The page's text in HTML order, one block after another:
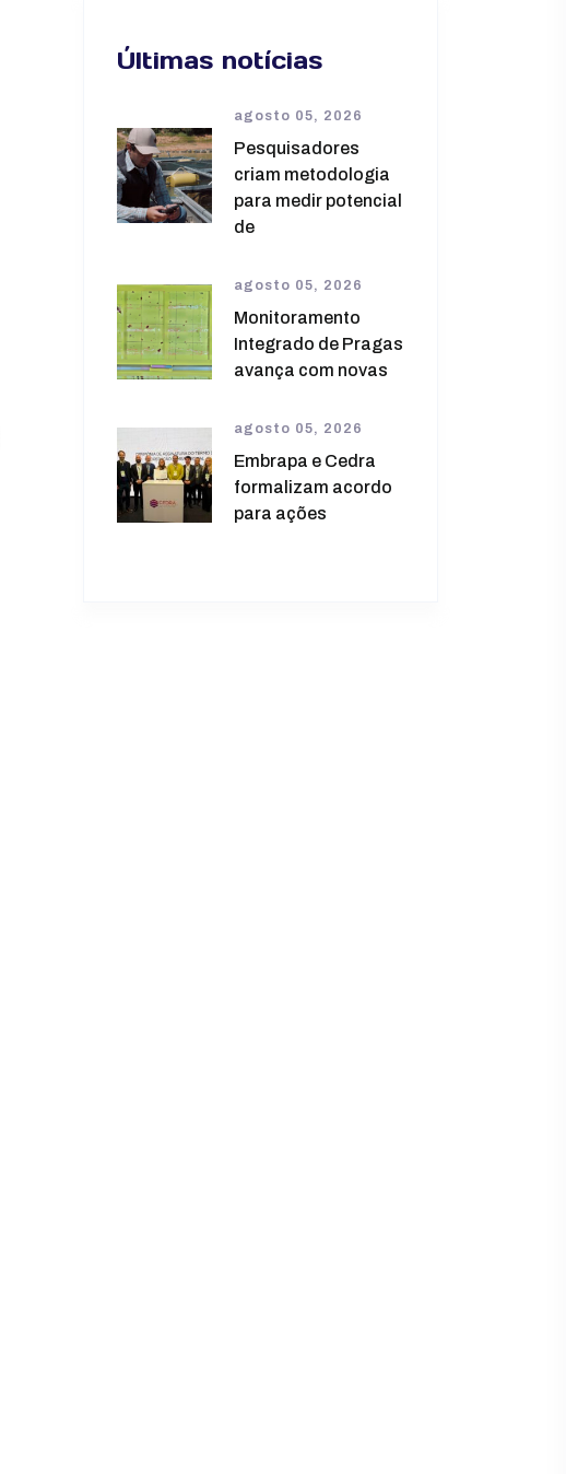
Últimas notícias
agosto 05, 2026
Pesquisadores
criam metodologia
para medir potencial
de
agosto 05, 2026
Monitoramento
Integrado de Pragas
avança com novas
agosto 05, 2026
Embrapa e Cedra
formalizam acordo
para ações